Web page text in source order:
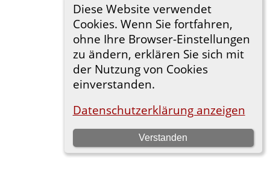
Diese Website verwendet
Cookies. Wenn Sie fortfahren,
ohne Ihre Browser-Einstellungen
zu ändern, erklären Sie sich mit
der Nutzung von Cookies
einverstanden.
Datenschutzerklärung anzeigen
Verstanden